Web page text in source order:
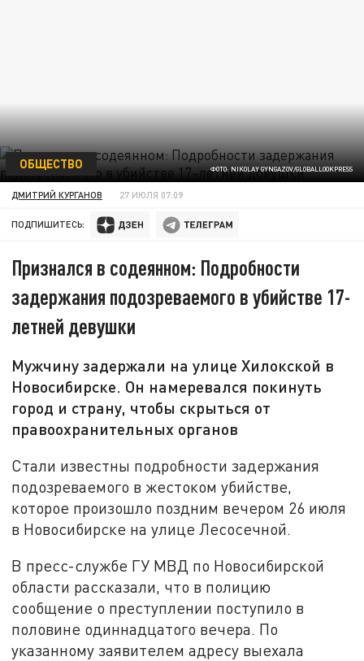
ФОТО: NIKOLAY GYNGAZOV/GLOBALLOOKPRESS
ОБЩЕСТВО
ДМИТРИЙ КУРГАНОВ 27 ИЮЛЯ 07:09
ПОДПИШИТЕСЬ:
Признался в содеянном: Подробности
задержания подозреваемого в убийстве 17-
летней девушки
Мужчину задержали на улице Хилокской в
Новосибирске. Он намеревался покинуть
город и страну, чтобы скрыться от
правоохранительных органов
Стали известны подробности задержания
подозреваемого в жестоком убийстве,
которое произошло поздним вечером 26 июля
в Новосибирске на улице Лесосечной.
В пресс-службе ГУ МВД по Новосибирской
области рассказали, что в полицию
сообщение о преступлении поступило в
половине одиннадцатого вечера. По
указанному заявителем адресу выехала